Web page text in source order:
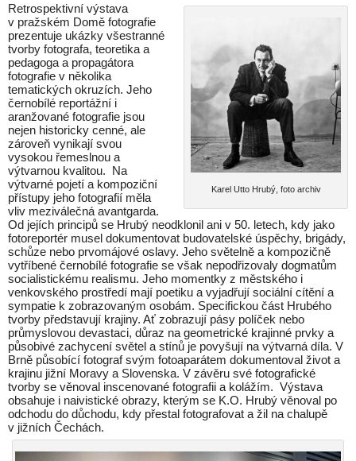
Karel Utto Hrubý, foto archiv
Retrospektivní výstava
v pražském Domě fotografie
prezentuje ukázky všestranné
tvorby fotografa, teoretika a
pedagoga a propagátora
fotografie v několika
tematických okruzích. Jeho
černobílé reportážní i
aranžované fotografie jsou
nejen historicky cenné, ale
zároveň vynikají svou
vysokou řemeslnou a
výtvarnou kvalitou. Na
výtvarné pojetí a kompoziční
přístupy jeho fotografií měla
vliv meziválečná avantgarda.
Od jejích principů se Hrubý neodklonil ani v 50. letech, kdy jako
fotoreportér musel dokumentovat budovatelské úspěchy, brigády,
schůze nebo prvomájové oslavy. Jeho světelně a kompozičně
vytříbené černobílé fotografie se však nepodřizovaly dogmatům
socialistickému realismu. Jeho momentky z městského i
venkovského prostředí mají poetiku a vyjadřují sociální cítění a
sympatie k zobrazovaným osobám. Specifickou část Hrubého
tvorby představují krajiny. Ať zobrazují pásy políček nebo
průmyslovou devastaci, důraz na geometrické krajinné prvky a
působivé zachycení světel a stínů je povyšují na výtvarná díla. V
Brně působící fotograf svým fotoaparátem dokumentoval život a
krajinu jižní Moravy a Slovenska. V závěru své fotografické
tvorby se věnoval inscenované fotografii a kolážím. Výstava
obsahuje i naivistické obrazy, kterým se K.O. Hrubý věnoval po
odchodu do důchodu, kdy přestal fotografovat a žil na chalupě
v jižních Čechách.